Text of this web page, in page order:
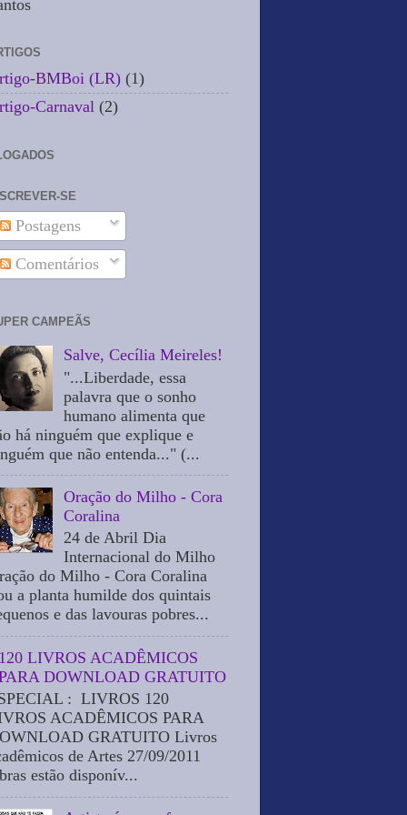
BMBoi (LR) (1)
Carnaval (2)
SE
Postagens
Comentários
CAMPEÃS
Salve, Cecília Meireles!
"...Liberdade, essa
palavra que o sonho
humano alimenta que
há ninguém que explique e
que não entenda..." (...
Oração do Milho - Cora
Coralina
24 de Abril Dia
Internacional do Milho
do Milho - Cora Coralina
a planta humilde dos quintais
e das lavouras pobres...
LIVROS ACADÊMICOS
DOWNLOAD GRATUITO
: LIVROS 120
ACADÊMICOS PARA
GRATUITO Livros
de Artes 27/09/2011
estão disponív...